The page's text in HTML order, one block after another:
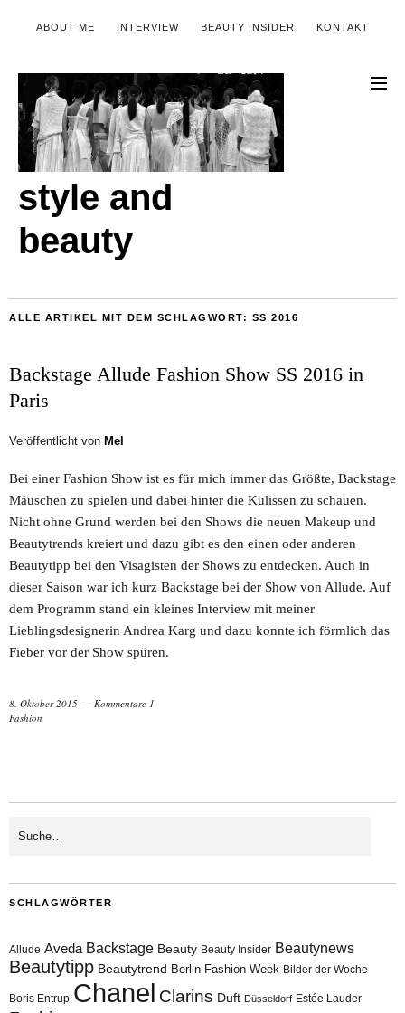
ABOUT ME INTERVIEW BEAUTY INSIDER KONTAKT
style and
beauty
ALLE ARTIKEL MIT DEM SCHLAGWORT: SS 2016
Backstage Allude Fashion Show SS 2016 in
Paris
Veröffentlicht von Mel
Bei einer Fashion Show ist es für mich immer das Größte, Backstage
Mäuschen zu spielen und dabei hinter die Kulissen zu schauen.
Nicht ohne Grund werden bei den Shows die neuen Makeup und
Beautytrends kreiert und dazu gibt es den einen oder anderen
Beautytipp bei den Visagisten der Shows zu entdecken. Auch in
dieser Saison war ich kurz Backstage bei der Show von Allude. Auf
dem Programm stand ein kleines Interview mit meiner
Lieblingsdesignerin Andrea Karg und dazu konnte ich förmlich das
Fieber vor der Show spüren.
8. Oktober 2015
Kommentare 1
Fashion
SCHLAGWÖRTER
Allude Aveda Backstage Beauty Beauty Insider Beautynews
Beautytipp Beautytrend Berlin Fashion Week Bilder der Woche
Boris Entrup Chanel Clarins Duft Düsseldorf Estée Lauder